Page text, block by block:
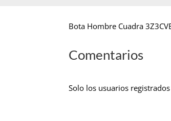
Bota Hombre Cuadra
Comentarios
Solo los usuarios